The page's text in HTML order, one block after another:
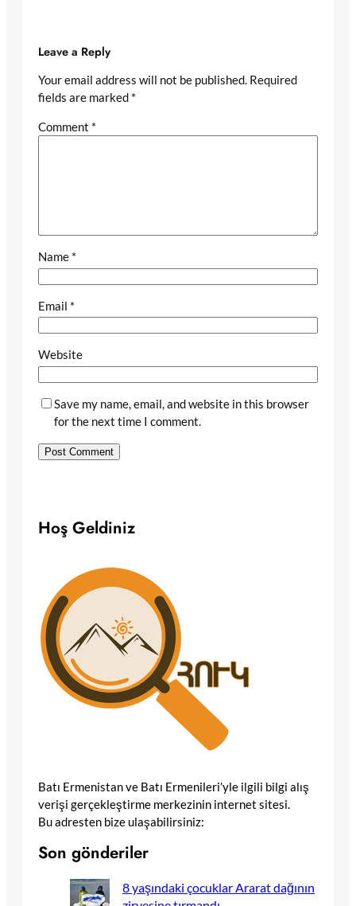
Leave a Reply
Your email address will not be published. Required
fields are marked *
Comment *
Name *
Email *
Website
Save my name, email, and website in this browser
for the next time I comment.
Hoş Geldiniz
Batı Ermenistan ve Batı Ermenileri’yle ilgili bilgi alış
verişi gerçekleştirme merkezinin internet sitesi.
Bu adresten bize ulaşabilirsiniz:
Son gönderiler
8 yaşındaki çocuklar Ararat dağının